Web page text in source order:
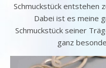
Schmuckstück entstehen
Dabei ist es meine
Schmuckstück seiner
ganz